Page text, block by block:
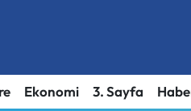
Ekonomi 3. Sayfa